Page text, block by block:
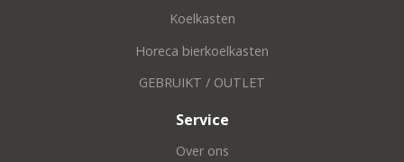
Koelkasten
Horeca bierkoelkasten
GEBRUIKT / OUTLET
Service
Over ons